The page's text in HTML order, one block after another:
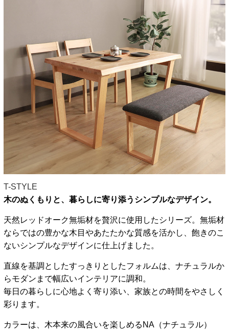
T-STYLE
木のぬくもりと、暮らしに寄り添うシンプルなデザイン。
天然レッドオーク無垢材を贅沢に使用したシリーズ。無垢材
ならではの豊かな木目やあたたかな質感を活かし、飽きのこ
ないシンプルなデザインに仕上げました。
直線を基調としたすっきりとしたフォルムは、ナチュラルか
らモダンまで幅広いインテリアに調和。
毎日の暮らしに心地よく寄り添い、家族との時間をやさしく
彩ります。
カラーは、木本来の風合いを楽しめるNA（ナチュラル）